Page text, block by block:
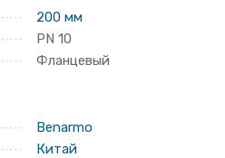
200 мм
PN 10
Фланцевый
Benarmo
Китай